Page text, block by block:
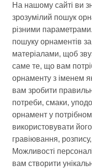
На нашому сайті ви
зрозумілий пошук
різними
пошуку орнаментів
матеріалами, щоб
саме те, що вам
орнаменту з іменем
вам зробити
потреби, смаки,
орнамент у
використовувати
гравіювання,
Можливості
вам створити